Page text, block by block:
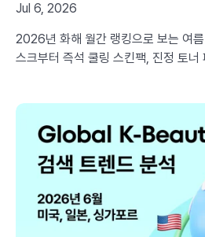
Jul 6, 2026
2026년 화해 월간 랭킹으로 보는 여
스크부터 즉석 쿨링 스킨팩, 진정 토너